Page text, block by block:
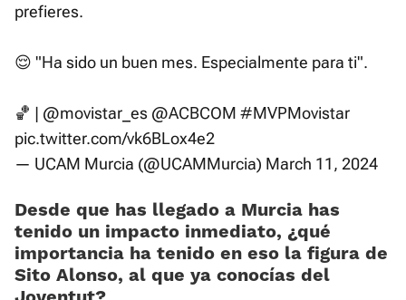
prefieres.
😌 "Ha sido un buen mes. Especialmente para ti".
🏀 | @movistar_es @ACBCOM #MVPMovistar
pic.twitter.com/vk6BLox4e2
— UCAM Murcia (@UCAMMurcia) March 11, 2024
Desde que has llegado a Murcia has
tenido un impacto inmediato, ¿qué
importancia ha tenido en eso la figura de
Sito Alonso, al que ya conocías del